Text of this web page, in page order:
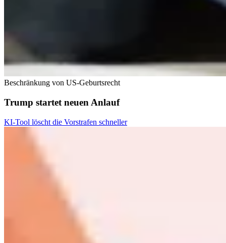
Beschränkung von US-Geburtsrecht
Trump startet neuen Anlauf
KI-Tool löscht die Vorstrafen schneller